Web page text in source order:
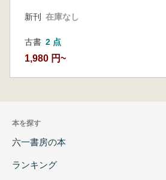
新刊 在庫なし
古書 2 点
1,980 円~
本を探す
六一書房の本
ランキング